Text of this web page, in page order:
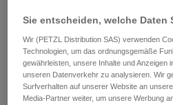
nicht geschützt.
da es hierdurch
Vorsicht bei
Sonne erhitzen
der
Verbindungsmittels
Sie entscheiden, welche Daten
Wir (PETZL Distribution SAS) verwenden
Technologien, um das ordnungsgemäße
gewährleisten, unsere Inhalte und Anzeigen
unseren Datenverkehr zu analysieren. Wir
Surfverhalten auf unserer Website an
Media-Partner weiter, um unsere Werbung